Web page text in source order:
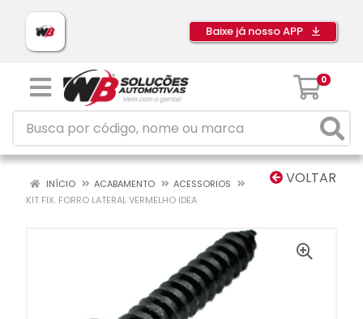
Baixe já nosso APP
0
VOLTAR
INÍCIO ACABAMENTO
ACESSORIOS
KIT FIX. FORRO LATERAL VERMELHO IDEA